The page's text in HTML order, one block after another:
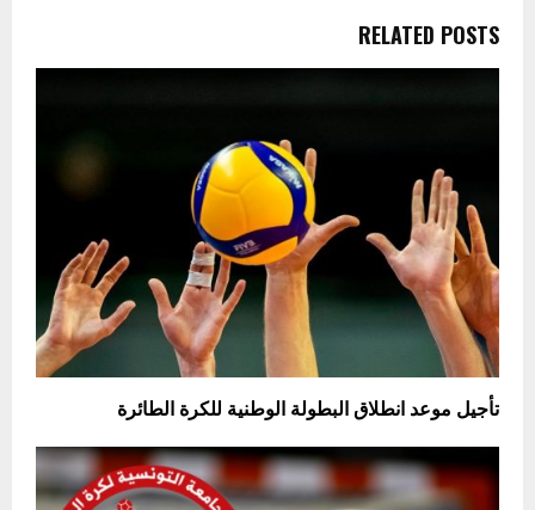
RELATED POSTS
تأجيل موعد انطلاق البطولة الوطنية للكرة الطائرة